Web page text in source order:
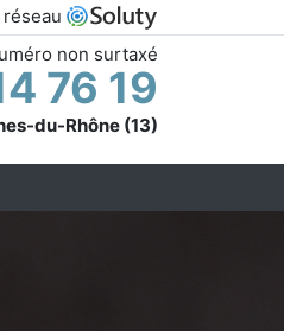
non surtaxé
76 19
du-Rhône (13)